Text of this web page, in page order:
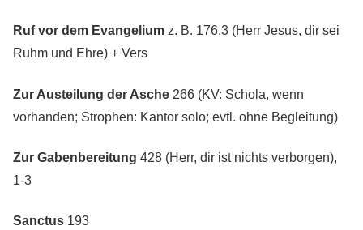
Ruf vor dem Evangelium z. B. 176.3 (Herr Jesus, dir sei
Ruhm und Ehre) + Vers
Zur Austeilung der Asche 266 (KV: Schola, wenn
vorhanden; Strophen: Kantor solo; evtl. ohne Begleitung)
Zur Gabenbereitung 428 (Herr, dir ist nichts verborgen),
1-3
Sanctus 193